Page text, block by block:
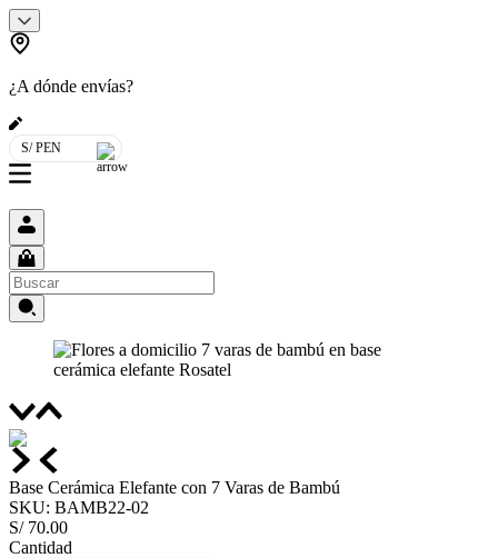
¿A dónde envías?
S/ PEN
Base Cerámica Elefante con 7 Varas de Bambú
SKU: BAMB22-02
S/ 70.00
Cantidad